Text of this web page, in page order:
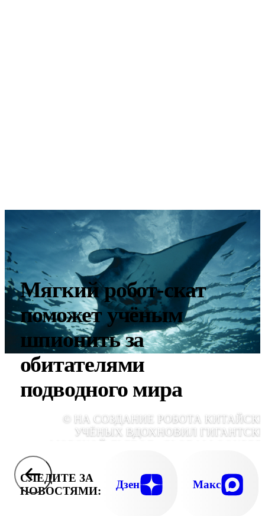
Мягкий робот-скат
поможет учёным
шпионить за
обитателями
подводного мира
© НА СОЗДАНИЕ РОБОТА
УЧЁНЫХ ВДОХНОВИЛ
МОРСКОЙ ДЬЯВОЛ.,
СЛЕДИТЕ ЗА
НОВОСТЯМИ:
Дзен Макс